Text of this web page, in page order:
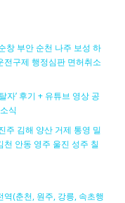
창 부안 순천 나주 보성 하
전구제 행정심판 면허취소
자’ 후기 + 유튜브 영상 공
식
주 김해 양산 거제 통영 밀
안동 영주 울진 성주 칠
역(춘천, 원주, 강릉, 속초행